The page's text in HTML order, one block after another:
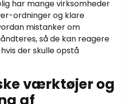
har mange virksomheder
ordninger og klare
mistanker om
så de kan reagere
der skulle opstå
værktøjer og